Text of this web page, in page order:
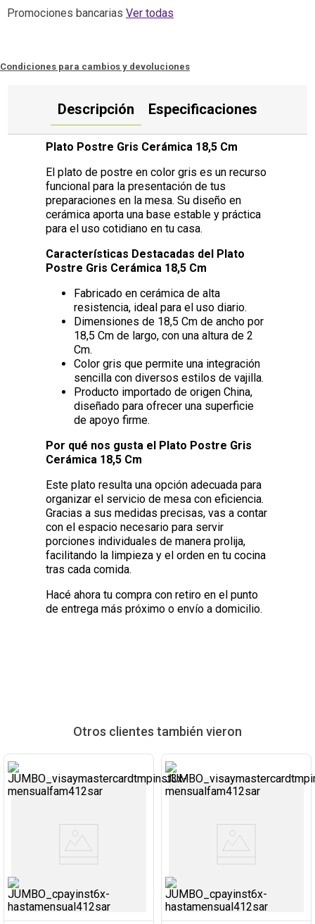
Promociones bancarias Ver todas
Condiciones para cambios y devoluciones
Descripción Especificaciones
Plato Postre Gris Cerámica 18,5 Cm
El plato de postre en color gris es un recurso
funcional para la presentación de tus
preparaciones en la mesa. Su diseño en
cerámica aporta una base estable y práctica
para el uso cotidiano en tu casa.
Características Destacadas del Plato
Postre Gris Cerámica 18,5 Cm
Fabricado en cerámica de alta
resistencia, ideal para el uso diario.
Dimensiones de 18,5 Cm de ancho por
18,5 Cm de largo, con una altura de 2
Cm.
Color gris que permite una integración
sencilla con diversos estilos de vajilla.
Producto importado de origen China,
diseñado para ofrecer una superficie
de apoyo firme.
Por qué nos gusta el Plato Postre Gris
Cerámica 18,5 Cm
Este plato resulta una opción adecuada para
organizar el servicio de mesa con eficiencia.
Gracias a sus medidas precisas, vas a contar
con el espacio necesario para servir
porciones individuales de manera prolija,
facilitando la limpieza y el orden en tu cocina
tras cada comida.
Hacé ahora tu compra con retiro en el punto
de entrega más próximo o envío a domicilio.
Otros clientes también vieron
Ver
Producto
Ver
Producto